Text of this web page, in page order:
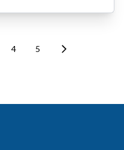
4 5